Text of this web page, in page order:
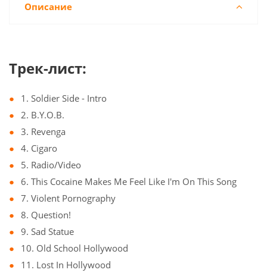
Описание
Трек-лист:
1. Soldier Side - Intro
2. B.Y.O.B.
3. Revenga
4. Cigaro
5. Radio/Video
6. This Cocaine Makes Me Feel Like I'm On This Song
7. Violent Pornography
8. Question!
9. Sad Statue
10. Old School Hollywood
11. Lost In Hollywood